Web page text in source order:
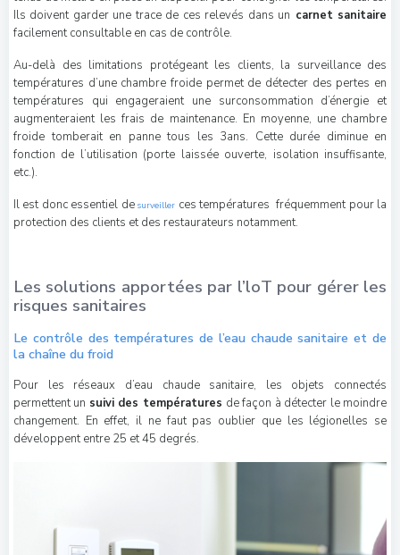
Ils doivent garder une trace de ces relevés dans un carnet sanitaire
facilement consultable en cas de contrôle.
Au-delà des limitations protégeant les clients, la surveillance des
températures d’une chambre froide permet de détecter des pertes en
températures qui engageraient une surconsommation d’énergie et
augmenteraient les frais de maintenance. En moyenne, une chambre
froide tomberait en panne tous les 3ans. Cette durée diminue en
fonction de l’utilisation (porte laissée ouverte, isolation insuffisante,
etc.).
Il est donc essentiel desurveiller ces températures fréquemment pour la
protection des clients et des restaurateurs notamment.
Les solutions apportées par l’loT pour gérer les
risques sanitaires
Le contrôle des températures de l’eau chaude sanitaire et de
la chaîne du froid
Pour les réseaux d’eau chaude sanitaire, les objets connectés
permettent un suivi des températures de façon à détecter le moindre
changement. En effet, il ne faut pas oublier que les légionelles se
développent entre 25 et 45 degrés.